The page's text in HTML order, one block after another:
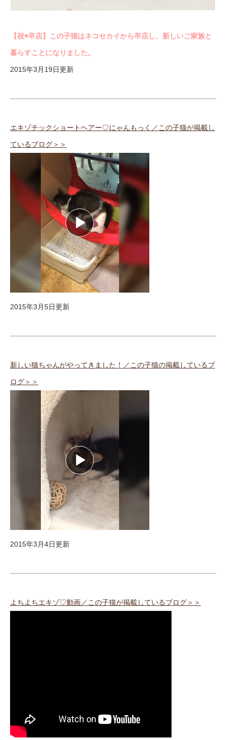
【祝♥︎卒店】この子猫はネコセカイから卒店し、新しいご家族と
暮らすことになりました。
2015年3月19日更新
エキゾチックショートヘアー♡にゃんもっく／この子猫が掲載し
ているブログ＞＞
2015年3月5日更新
新しい猫ちゃんがやってきました！／この子猫の掲載しているブ
ログ＞＞
2015年3月4日更新
よちよちエキゾ♡動画／この子猫が掲載しているブログ＞＞